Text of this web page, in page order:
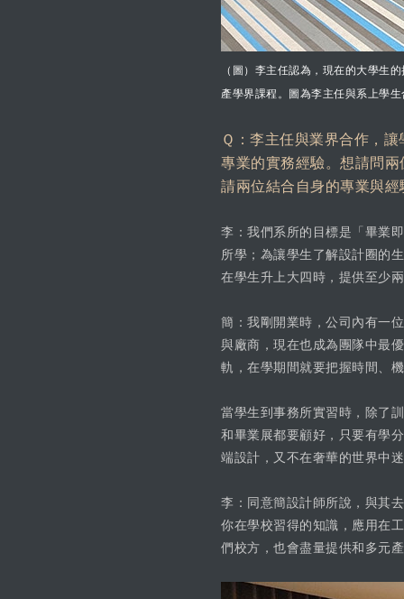
（圖）李主任認為，現在的大學生
產學界課程。圖為李主任與系上學
Ｑ：李主任與業界合作，
專業的實務經驗。想請問
請兩位結合自身的專業與
李：我們系所的目標是「畢業
所學；為讓學生了解設計圈的
在學生升上大四時，提供至少
簡：我剛開業時，公司內有一
與廠商，現在也成為團隊中最
軌，在學期間就要把握時間、
當學生到事務所實習時，除了
和畢業展都要顧好，只要有學
端設計，又不在奢華的世界中
李：同意簡設計師所說，與其
你在學校習得的知識，應用在
們校方，也會盡量提供和多元